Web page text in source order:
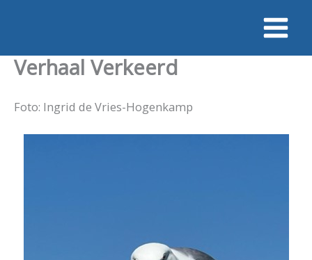
inhoud
Verhaal Verkeerd
Foto: Ingrid de Vries-Hogenkamp